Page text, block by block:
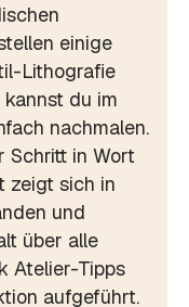
einige
Lithografie
kannst du im
nachmalen.
Schritt in Wort
zeigt sich in
und
über alle
Atelier-Tipps
aufgeführt.